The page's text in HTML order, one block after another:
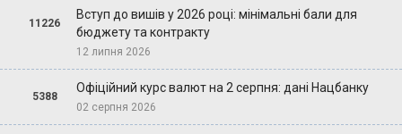
11226
Вступ до вишів у 2026 році: мінімальні бали для
бюджету та контракту
12 липня 2026
5388
Офіційний курс валют на 2 серпня: дані Нацбанку
02 серпня 2026